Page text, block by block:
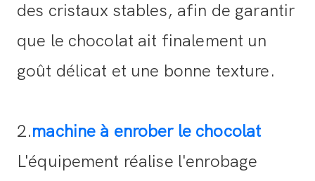
des cristaux stables, afin de garantir
que le chocolat ait finalement un
goût délicat et une bonne texture.
2.machine à enrober le chocolat
L'équipement réalise l'enrobage